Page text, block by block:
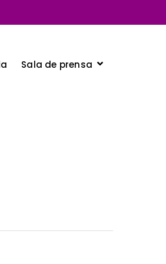
Sala de prensa